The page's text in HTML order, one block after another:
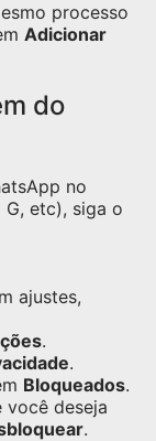
processo
Adicionar
do
no
etc), siga o
ajustes,
.
.
Bloqueados.
você deseja
.